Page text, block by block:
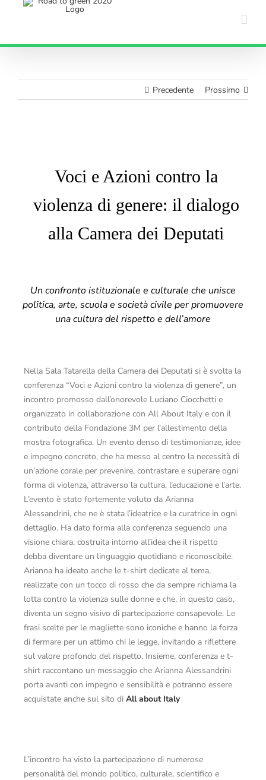
Precedente Prossimo
Voci e Azioni contro la
violenza di genere: il dialogo
alla Camera dei Deputati
Un confronto istituzionale e culturale che unisce
politica, arte, scuola e società civile per promuovere
una cultura del rispetto e dell’amore
Nella Sala Tatarella della Camera dei Deputati si è svolta la
conferenza “Voci e Azioni contro la violenza di genere”, un
incontro promosso dall’onorevole Luciano Ciocchetti e
organizzato in collaborazione con All About Italy e con il
contributo della Fondazione 3M per l’allestimento della
mostra fotografica. Un evento denso di testimonianze, idee
e impegno concreto, che ha messo al centro la necessità di
un’azione corale per prevenire, contrastare e superare ogni
forma di violenza, attraverso la cultura, l’educazione e l’arte.
L’evento è stato fortemente voluto da Arianna
Alessandrini, che ne è stata l’ideatrice e la curatrice in ogni
dettaglio. Ha dato forma alla conferenza seguendo una
visione chiara, costruita intorno all’idea che il rispetto
debba diventare un linguaggio quotidiano e riconoscibile.
Arianna ha ideato anche le t-shirt dedicate al tema,
realizzate con un tocco di rosso che da sempre richiama la
lotta contro la violenza sulle donne e che, in questo caso,
diventa un segno visivo di partecipazione consapevole. Le
frasi scelte per le magliette sono iconiche e hanno la forza
di fermare per un attimo chi le legge, invitando a riflettere
sul valore profondo del rispetto. Insieme, conferenza e t-
shirt raccontano un messaggio che Arianna Alessandrini
porta avanti con impegno e sensibilità e potranno essere
acquistate anche sul sito di All about Italy
L’incontro ha visto la partecipazione di numerose
personalità del mondo politico, culturale, scientifico e